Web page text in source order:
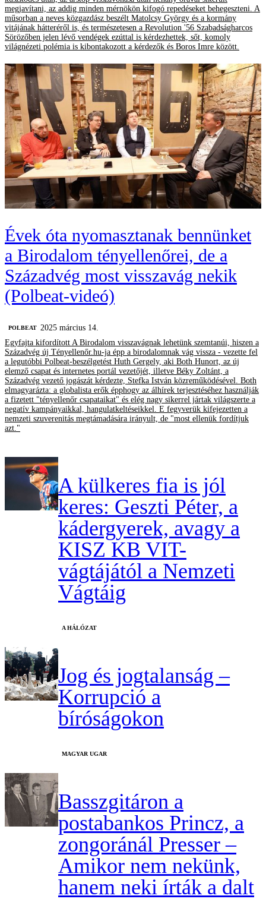
megjavítani, az addig minden mérnökön kifogó repedéseket behegeszteni. A
műsorban a neves közgazdász beszélt Matolcsy György és a kormány
vitájának hátteréről is, és természetesen a Revolution '56 Szabadságharcos
Sörözőben jelen lévő vendégek ezúttal is kérdezhettek, sőt, komoly
világnézeti polémia is kibontakozott a kérdezők és Boros Imre között.
Évek óta nyomasztanak bennünket
a Birodalom tényellenőrei, de a
Századvég most visszavág nekik
(Polbeat-videó)
‎POLBEAT 2025 március 14.
Egyfajta kifordított A Birodalom visszavágnak lehetünk szemtanúi, hiszen a
Századvég új Tényellenőr.hu-ja épp a birodalomnak vág vissza - vezette fel
a legutóbbi Polbeat-beszélgetést Huth Gergely, aki Both Hunort, az új
elemző csapat és internetes portál vezetőjét, illetve Béky Zoltánt, a
Századvég vezető jogászát kérdezte, Stefka István közreműködésével. Both
elmagyarázta: a globalista erők épphogy az álhírek terjesztéséhez használják
a fizetett "tényellenőr csapataikat" és elég nagy sikerrel jártak világszerte a
negatív kampányaikkal, hangulatkeltéseikkel. E fegyverük kifejezetten a
nemzeti szuverenitás megtámadására irányult, de "most ellenük fordítjuk
azt."
A külkeres fia is jól
keres: Geszti Péter, a
kádergyerek, avagy a
KISZ KB VIT-
vágtájától a Nemzeti
Vágtáig
A HÁLÓZAT
Jog és jogtalanság –
Korrupció a
bíróságokon
MAGYAR UGAR
Basszgitáron a
postabankos Princz, a
zongoránál Presser –
Amikor nem nekünk,
hanem neki írták a dalt